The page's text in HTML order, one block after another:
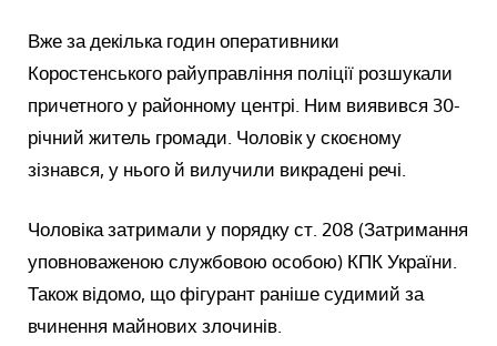
Вже за декілька годин оперативники
Коростенського райуправління поліції розшукали
причетного у районному центрі. Ним виявився 30-
річний житель громади. Чоловік у скоєному
зізнався, у нього й вилучили викрадені речі.
Чоловіка затримали у порядку ст. 208 (Затримання
уповноваженою службовою особою) КПК України.
Також відомо, що фігурант раніше судимий за
вчинення майнових злочинів.